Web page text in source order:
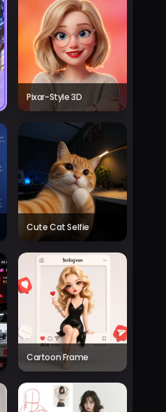
Pixar-Style 3D
Cute Cat Selfie
Cartoon Frame